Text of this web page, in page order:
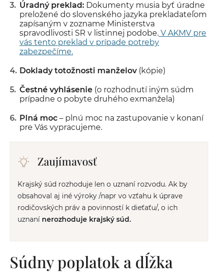
Úradný preklad: Dokumenty musia byť úradne
preložené do slovenského jazyka prekladateľom
zapísaným v zozname Ministerstva
spravodlivosti SR v listinnej podobe. V AKMV pre
vás tento preklad v prípade potreby
zabezpečíme.
Doklady totožnosti manželov(kópie)
Čestné vyhlásenie (o rozhodnutí iným súdm
prípadne o pobyte druhého exmanžela)
Plná moc – plnú moc na zastupovanie v konaní
pre Vás vypracujeme.
Zaujímavosť
Krajský súd rozhoduje len o uznaní rozvodu. Ak by
obsahoval aj iné výroky /napr vo vzťahu k úprave
rodičovských práv a povinností k dieťaťu/, o ich
uznaní nerozhoduje krajský súd.
Súdny poplatok a dĺžka